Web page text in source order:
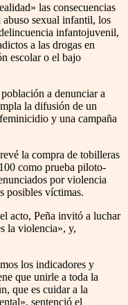
las consecuencias
sexual infantil, los
infantojuvenil,
a las drogas en
escolar o el bajo
a denunciar a
la difusión de un
y una campaña
la compra de tobilleras
como prueba piloto-
por violencia
posibles víctimas.
acto, Peña invitó a luchar
la violencia», y,
los indicadores y
que unirle a toda la
que es cuidar a la
sentenció el